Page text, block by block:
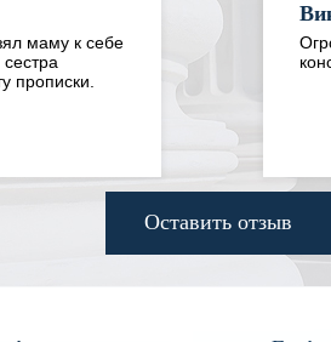
маму к себе
Оставить отзыв